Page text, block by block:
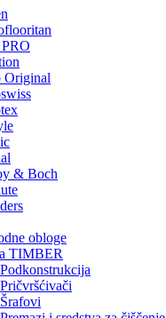
Original
& Boch
obloge
TIMBER
Podkonstrukcija
Pričvršćivači
Šrafovi